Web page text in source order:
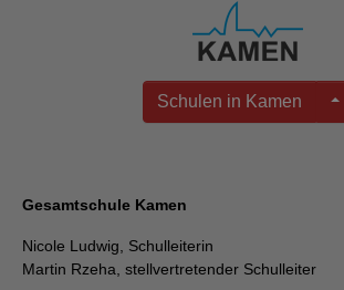
Schulen in Kamen
Gesamtschule Kamen
Nicole Ludwig, Schulleiterin
Martin Rzeha, stellvertretender Schulleiter